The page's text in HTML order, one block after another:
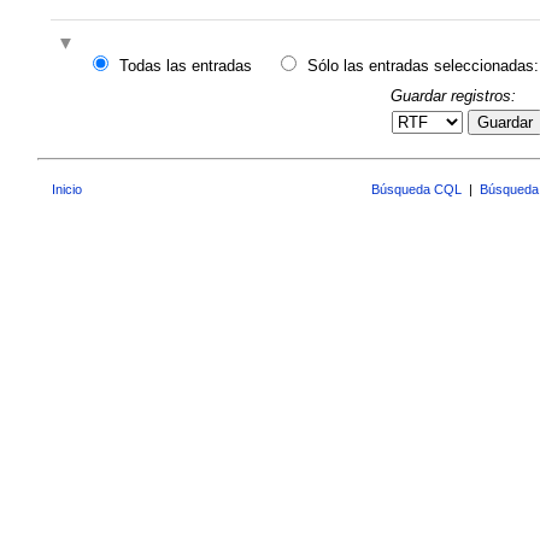
Todas las entradas
Sólo las entradas seleccionadas:
Guardar registros:
Guardar
Inicio Búsqueda CQL